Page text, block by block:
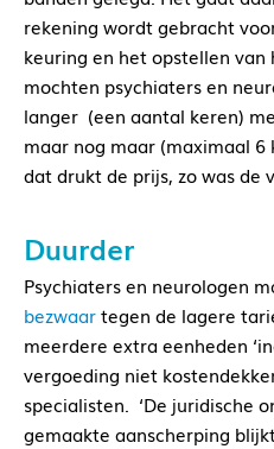
rekening wordt gebracht
keuring en het opstellen
mochten psychiaters en
langer (een aantal keren)
maar nog maar (maximaal
dat drukt de prijs, zo was de
Duurder
Psychiaters en neurologen
bezwaartegen de lagere
meerdere extra eenheden
vergoeding niet
specialisten. ‘De juridische
gemaakte aanscherping